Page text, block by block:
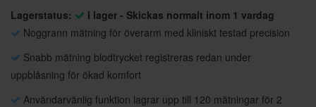
Lagerstatus:
I lager - Skickas normalt inom 1 vardag
Noggrann mätning för överarm med kliniskt testad precision
Snabb mätning blodtrycket registreras redan under
uppblåsning för ökad komfort
Användarvänlig funktion lagrar upp till 120 mätningar för 2